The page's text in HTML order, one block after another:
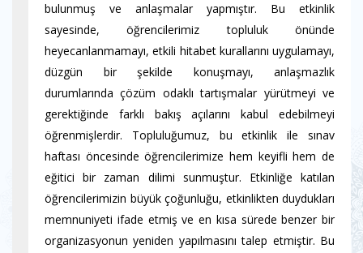
bulunmuş ve anlaşmalar yapmıştır. Bu etkinlik
sayesinde, öğrencilerimiz topluluk önünde
heyecanlanmamayı, etkili hitabet kurallarını uygulamayı,
düzgün bir şekilde konuşmayı, anlaşmazlık
durumlarında çözüm odaklı tartışmalar yürütmeyi ve
gerektiğinde farklı bakış açılarını kabul edebilmeyi
öğrenmişlerdir. Topluluğumuz, bu etkinlik ile sınav
haftası öncesinde öğrencilerimize hem keyifli hem de
eğitici bir zaman dilimi sunmuştur. Etkinliğe katılan
öğrencilerimizin büyük çoğunluğu, etkinlikten duydukları
memnuniyeti ifade etmiş ve en kısa sürede benzer bir
organizasyonun yeniden yapılmasını talep etmiştir. Bu